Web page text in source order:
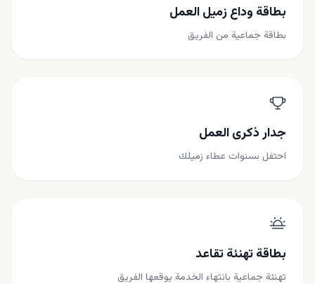
بطاقة وداع زميل العمل
بطاقة جماعية من الفريق
جدار ذكرى العمل
احتفل بسنوات عطاء زميلك
بطاقة تهنئة تقاعد
تهنئة جماعية بانتهاء الخدمة يوقعها الفريق